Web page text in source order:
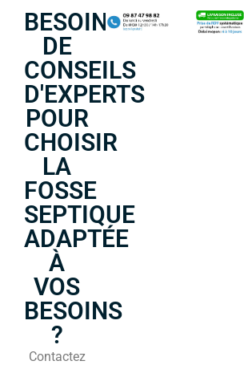
BESOIN
DE
CONSEILS
D'EXPERTS
POUR
CHOISIR
LA
FOSSE
SEPTIQUE
ADAPTÉE
À
VOS
BESOINS
?
Contactez